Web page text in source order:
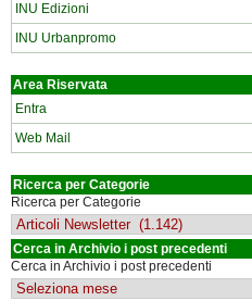
INU Edizioni
INU Urbanpromo
Area Riservata
Entra
Web Mail
Ricerca per Categorie
Ricerca per Categorie
Cerca in Archivio i post precedenti
Cerca in Archivio i post precedenti